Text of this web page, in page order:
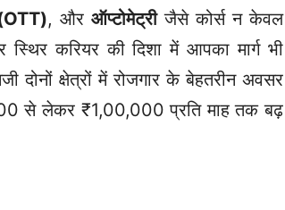
, और ऑप्टोमेट्रीजैसे कोर्स न केवल
करियर की दिशा में आपका मार्ग भी
क्षेत्रों में रोजगार के बेहतरीन अवसर
से लेकर ₹1,00,000 प्रति माह तक बढ़